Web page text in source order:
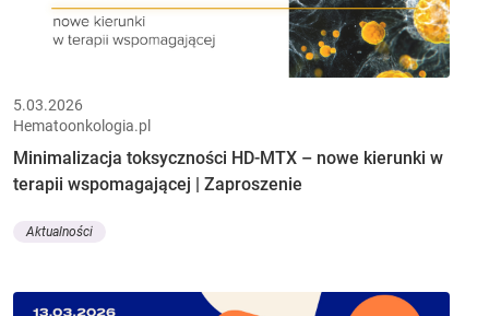
5.03.2026
Hematoonkologia.pl
Minimalizacja toksyczności HD-MTX – nowe kierunki w
terapii wspomagającej | Zaproszenie
Aktualności